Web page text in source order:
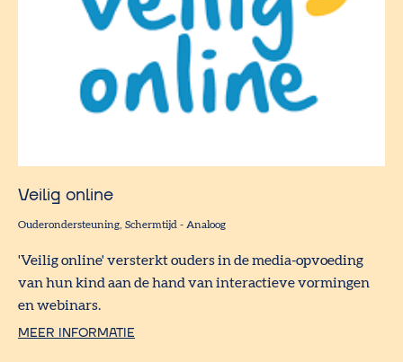
Veilig online
Ouderondersteuning Schermtijd - Analoog
'Veilig online' versterkt ouders in de media-opvoeding
van hun kind aan de hand van interactieve vormingen
en webinars.
MEER INFORMATIE